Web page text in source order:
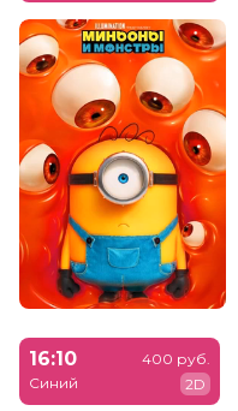
16:10
Синий
400 руб.
2D